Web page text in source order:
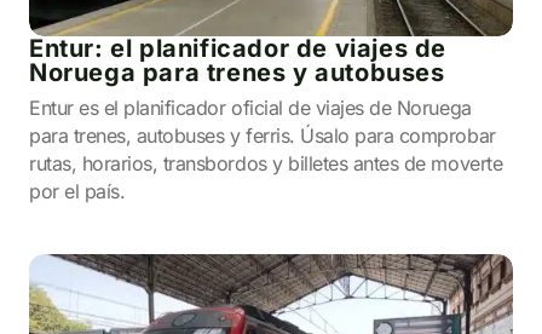
Entur: el planificador de viajes de
Noruega para trenes y autobuses
Entur es el planificador oficial de viajes de Noruega
para trenes, autobuses y ferris. Úsalo para comprobar
rutas, horarios, transbordos y billetes antes de moverte
por el país.